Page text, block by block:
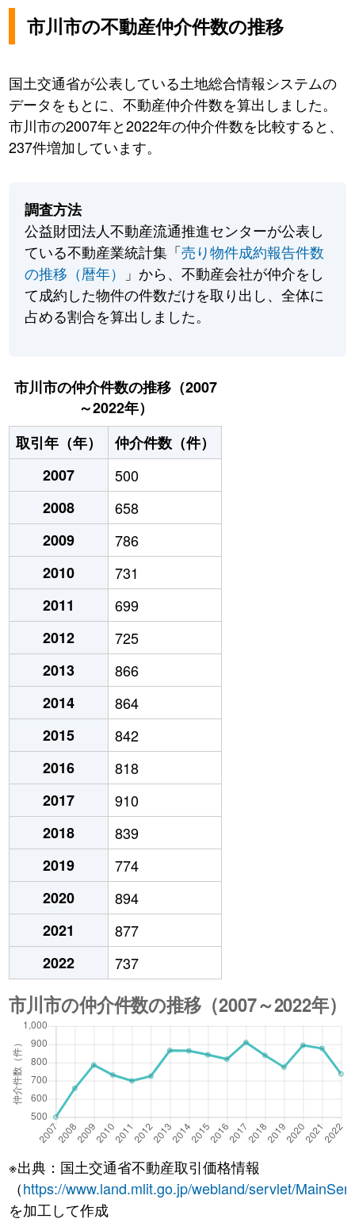
市川市の不動産仲介件数の推移
国土交通省が公表している土地総合情報システムの
データをもとに、不動産仲介件数を算出しました。
市川市の2007年と2022年の仲介件数を比較すると、
237件増加しています。
調査方法
公益財団法人不動産流通推進センターが公表し
ている不動産業統計集「売り物件成約報告件数
の推移（暦年）
」から、不動産会社が仲介をし
て成約した物件の件数だけを取り出し、全体に
占める割合を算出しました。
市川市の仲介件数の推移（2007
～2022年）
取引年（年）
仲介件数（件）
2007
500
2008
658
2009
786
2010
731
2011
699
2012
725
2013
866
2014
864
2015
842
2016
818
2017
910
2018
839
2019
774
2020
894
2021
877
2022
737
※出典：国土交通省不動産取引価格情報
（https://www.land.mlit.go.jp/webland/servlet/
を加工して作成